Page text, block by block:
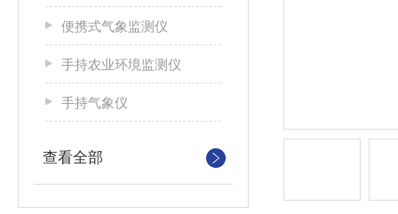
便携式气象监测仪
手持农业环境监测仪
手持气象仪
查看全部